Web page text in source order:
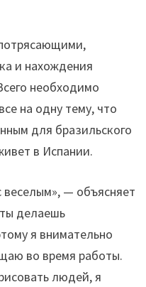
и нахождения
необходимо
на одну тему, что
для бразильского
в Испании.
веселым», — объясняет
ты делаешь
я внимательно
во время работы.
людей, я